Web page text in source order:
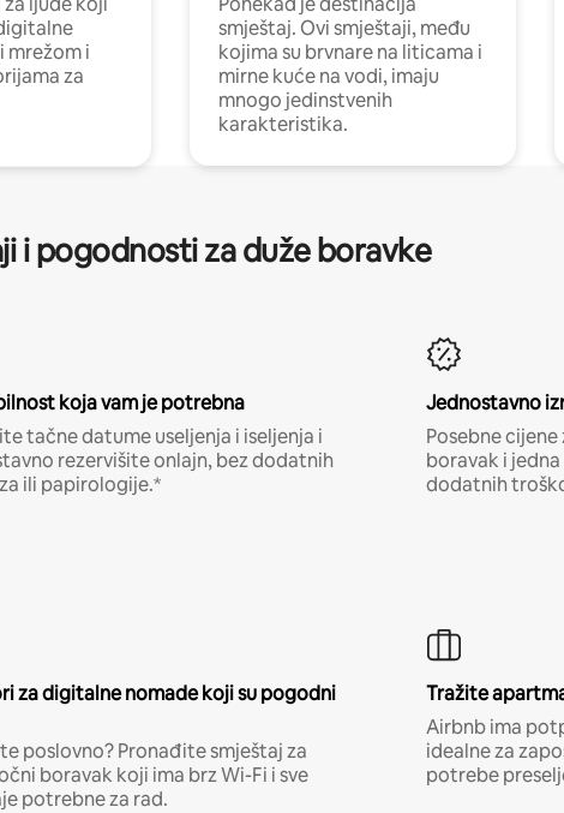
mrežom i
za
smještaj. Ovi smještaji, među
kojima su brvnare na liticama i
mirne kuće na vodi, imaju
mnogo jedinstvenih
karakteristika.
i pogodnosti za duže boravke
koja vam je potrebna
tačne datume useljenja i iseljenja i
rezervišite onlajn, bez dodatnih
ili papirologije.*
Jednostavno
Posebne
boravak i
dodatnih
za digitalne nomade koji su pogodni
poslovno? Pronađite smještaj za
boravak koji ima brz Wi-Fi i sve
potrebne za rad.
Tražite
Airbnb ima
idealne za
potrebe